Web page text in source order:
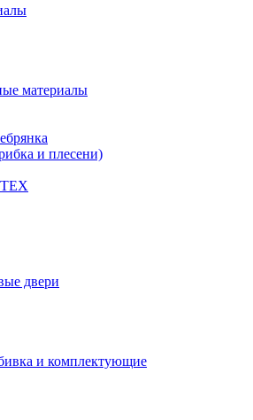
материалы
и плесени)
двери
и комплектующие